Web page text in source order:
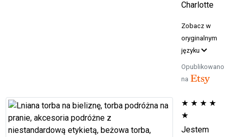
Charlotte
Zobacz w
oryginalnym
języku
Opublikowano
na
★ ★ ★ ★
★
Jestem